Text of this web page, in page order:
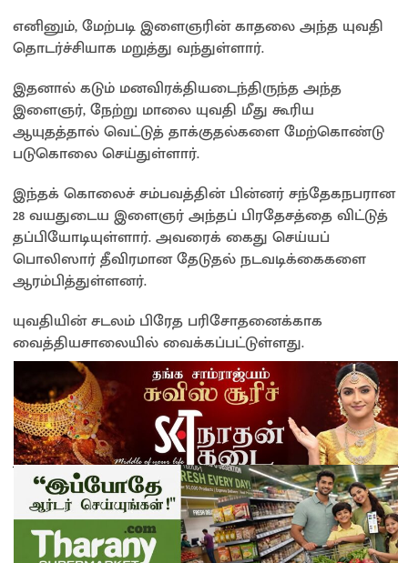
எனினும், மேற்படி இளைஞரின் காதலை அந்த யுவதி
தொடர்ச்சியாக மறுத்து வந்துள்ளார்.
இதனால் கடும் மனவிரக்தியடைந்திருந்த அந்த
இளைஞர், நேற்று மாலை யுவதி மீது கூரிய
ஆயுதத்தால் வெட்டுத் தாக்குதல்களை மேற்கொண்டு
படுகொலை செய்துள்ளார்.
இந்தக் கொலைச் சம்பவத்தின் பின்னர் சந்தேகநபரான
28 வயதுடைய இளைஞர் அந்தப் பிரதேசத்தை விட்டுத்
தப்பியோடியுள்ளார். அவரைக் கைது செய்யப்
பொலிஸார் தீவிரமான தேடுதல் நடவடிக்கைகளை
ஆரம்பித்துள்ளனர்.
யுவதியின் சடலம் பிரேத பரிசோதனைக்காக
வைத்தியசாலையில் வைக்கப்பட்டுள்ளது.